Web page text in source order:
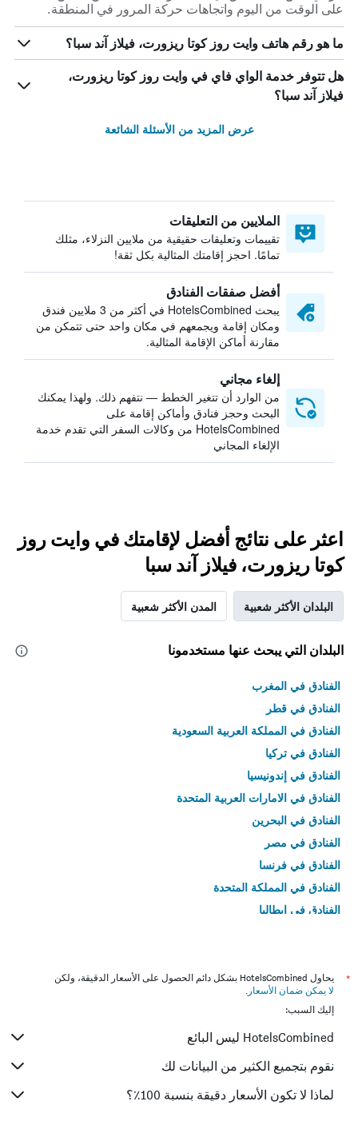
على الوقت من اليوم واتجاهات حركة المرور في المنطقة.
ما هو رقم هاتف وايت روز كوتا ريزورت، فيلاز آند سبا؟
هل تتوفر خدمة الواي فاي في وايت روز كوتا ريزورت،
فيلاز آند سبا؟
عرض المزيد من الأسئلة الشائعة
الملايين من التعليقات
تقييمات وتعليقات حقيقية من ملايين النزلاء، مثلك
تمامًا. احجز إقامتك المثالية بكل ثقة!
أفضل صفقات الفنادق
يبحث HotelsCombined في أكثر من 3 ملايين فندق
ومكان إقامة ويجمعهم في مكان واحد حتى تتمكن من
مقارنة أماكن الإقامة المثالية.
إلغاء مجاني
من الوارد أن تتغير الخطط — نتفهم ذلك. ولهذا يمكنك
البحث وحجز فنادق وأماكن إقامة على
HotelsCombined من وكالات السفر التي تقدم خدمة
الإلغاء المجاني
اعثر على نتائج أفضل لإقامتك في وايت روز
كوتا ريزورت، فيلاز آند سبا
البلدان الأكثر شعبية المدن الأكثر شعبية
البلدان التي يبحث عنها مستخدمونا
الفنادق في المغرب
الفنادق في قطر
الفنادق في المملكة العربية السعودية
الفنادق في تركيا
الفنادق في إندونيسيا
الفنادق في الامارات العربية المتحدة
الفنادق في البحرين
الفنادق في مصر
الفنادق في فرنسا
الفنادق في المملكة المتحدة
الفنادق في إيطاليا
*
يحاول HotelsCombined بشكل دائم الحصول على الأسعار الدقيقة، ولكن
لا يمكن ضمان الأسعار .
إليك السبب:
HotelsCombined ليس البائع
نقوم بتجميع الكثير من البيانات لك
لماذا لا تكون الأسعار دقيقة بنسبة 100٪؟